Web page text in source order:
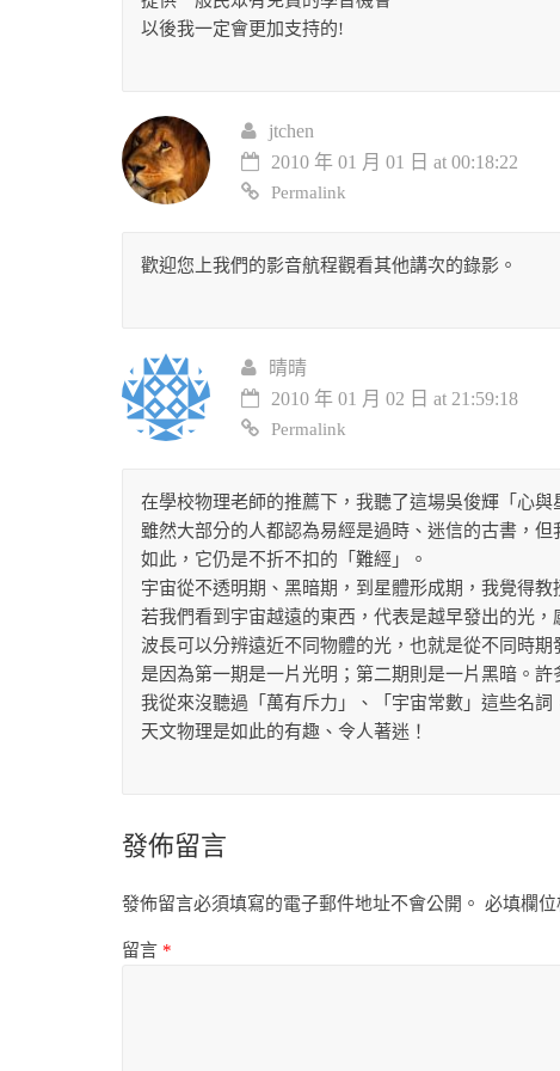
以後我一定會更加支持的!
jtchen
2010 年 01 月 01 日 at 00:18:22
Permalink
歡迎您上我們的影音航程觀看其他講次的錄影。
晴晴
2010 年 01 月 02 日 at 21:59:18
Permalink
在學校物理老師的推薦下，我聽了這場吳俊輝「心
雖然大部分的人都認為易經是過時、迷信的古書，
如此，它仍是不折不扣的「難經」。
宇宙從不透明期、黑暗期，到星體形成期，我覺得
若我們看到宇宙越遠的東西，代表是越早發出的光
波長可以分辨遠近不同物體的光，也就是從不同時
是因為第一期是一片光明；第二期則是一片黑暗。
我從來沒聽過「萬有斥力」、「宇宙常數」這些名
天文物理是如此的有趣、令人著迷！
發佈留言
發佈留言必須填寫的電子郵件地址不會公開。 必填欄位
留言 *